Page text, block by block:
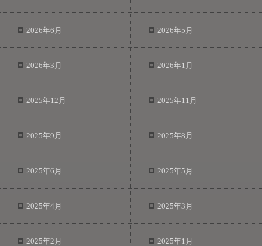
2026年6月 2026年5月
2026年3月 2026年1月
2025年12月 2025年11月
2025年9月 2025年8月
2025年6月 2025年5月
2025年4月 2025年3月
2025年2月 2025年1月